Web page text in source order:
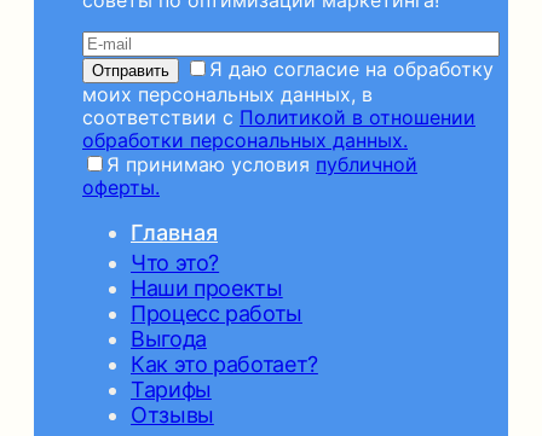
Я даю согласие на обработку
моих персональных данных, в
соответствии с Политикой в отношении
обработки персональных данных.
Я принимаю условия публичной
оферты.
Главная
Что это?
Наши проекты
Процесс работы
Выгода
Как это работает?
Тарифы
Отзывы